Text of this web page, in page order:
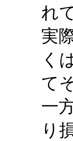
れ
実
く
て
一
り